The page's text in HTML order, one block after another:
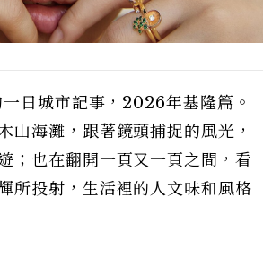
一日城市記事，2026年基隆篇。
山海灘，跟著鏡頭捕捉的風光，
；也在翻開一頁又一頁之間，看
所投射，生活裡的人文味和風格